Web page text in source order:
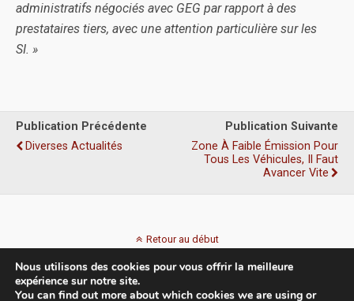
administratifs négociés avec GEG par rapport à des
prestataires tiers, avec une attention particulière sur les
SI. »
Publication Précédente
Diverses Actualités
Publication Suivante
Zone À Faible Émission Pour
Tous Les Véhicules, Il Faut
Avancer Vite
Retour au début
Mobile
Nous utilisons des cookies pour vous offrir la meilleure
expérience sur notre site.
You can find out more about which cookies we are using or